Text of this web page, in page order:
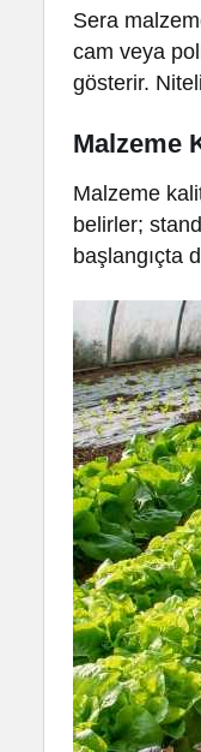
Sera
cam veya
gösterir.
Malzeme
Malzeme
belirler;
başlangıçta